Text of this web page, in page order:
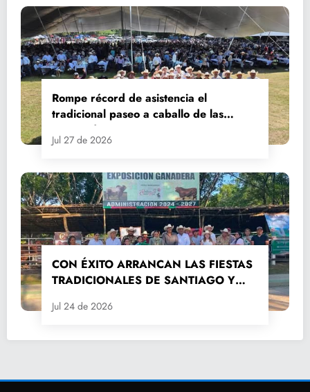
Rompe récord de asistencia el
tradicional paseo a caballo de las
Fiestas de Santiago y Santa Ana
Jul 27 de 2026
CON ÉXITO ARRANCAN LAS FIESTAS
TRADICIONALES DE SANTIAGO Y
Jul 24 de 2026